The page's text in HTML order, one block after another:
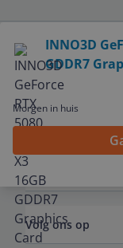
INNO3D
GDDR7
Morgen in huis
Service
Algemeen
Volg ons op